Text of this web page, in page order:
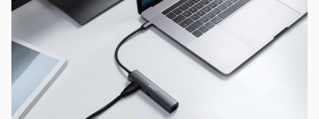
capacidade para isso.